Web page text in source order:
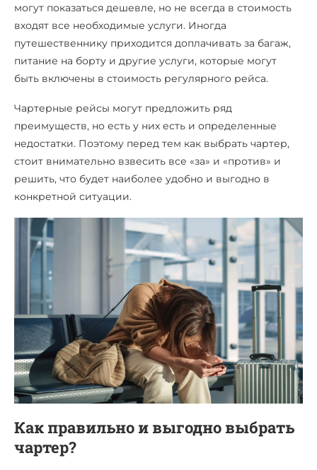
могут показаться дешевле, но не всегда в стоимость
входят все необходимые услуги. Иногда
путешественнику приходится доплачивать за багаж,
питание на борту и другие услуги, которые могут
быть включены в стоимость регулярного рейса.
Чартерные рейсы могут предложить ряд
преимуществ, но есть у них есть и определенные
недостатки. Поэтому перед тем как выбрать чартер,
стоит внимательно взвесить все «за» и «против» и
решить, что будет наиболее удобно и выгодно в
конкретной ситуации.
Как правильно и выгодно выбрать
чартер?